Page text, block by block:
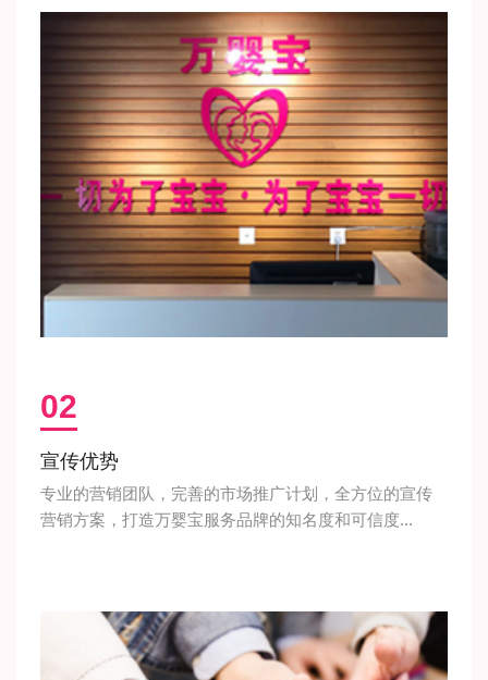
02
宣传优势
专业的营销团队，完善的市场推广计划，全方位的宣传
营销方案，打造万婴宝服务品牌的知名度和可信度...